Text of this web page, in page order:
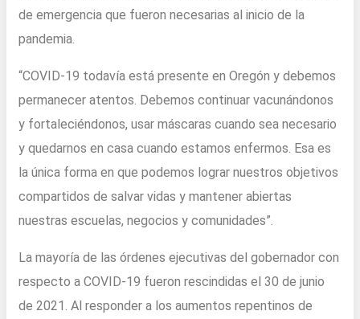
de emergencia que fueron necesarias al inicio de la
pandemia.
“COVID-19 todavía está presente en Oregón y debemos
permanecer atentos. Debemos continuar vacunándonos
y fortaleciéndonos, usar máscaras cuando sea necesario
y quedarnos en casa cuando estamos enfermos. Esa es
la única forma en que podemos lograr nuestros objetivos
compartidos de salvar vidas y mantener abiertas
nuestras escuelas, negocios y comunidades”.
La mayoría de las órdenes ejecutivas del gobernador con
respecto a COVID-19 fueron rescindidas el 30 de junio
de 2021. Al responder a los aumentos repentinos de